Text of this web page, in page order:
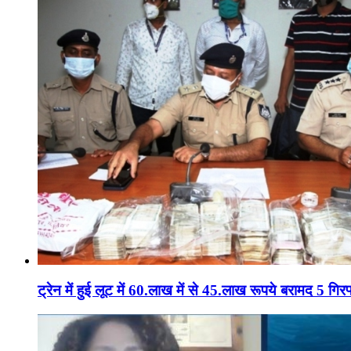
ट्रेन में हुई लूट में 60.लाख में से 45.लाख रूपये बरामद 5